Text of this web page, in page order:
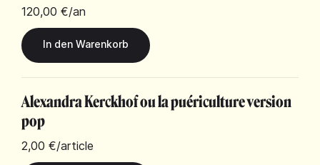
120,00 €/an
Alexandra Kerckhof ou la puériculture version
pop
2,00 €/article